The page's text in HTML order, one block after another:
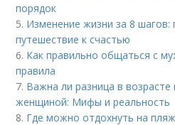
порядок
5. Изменение жизни за 8 шагов:
путешествие к счастью
6. Как правильно общаться с
правила
7. Важна ли разница в
женщиной: Мифы и реальность
8. Где можно отдохнуть на